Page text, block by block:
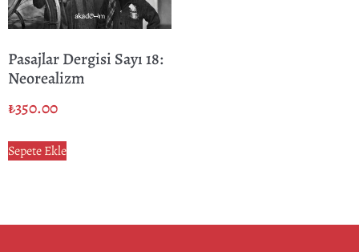
Pasajlar Dergisi Sayı 18:
Neorealizm
₺350.00
Sepete Ekle